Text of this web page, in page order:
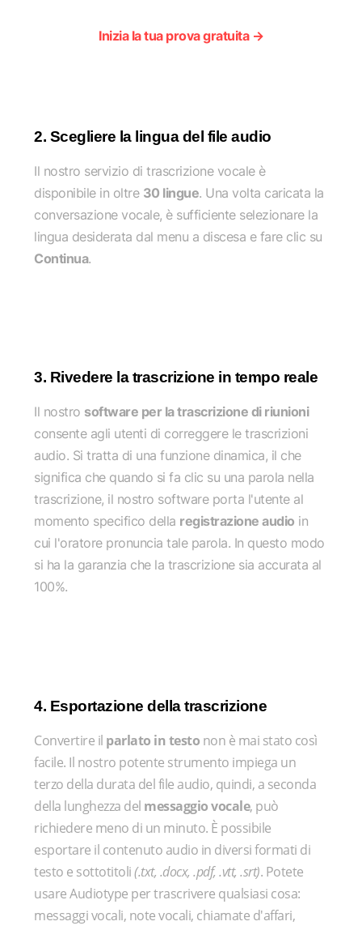
Inizia la tua prova gratuita →
2. Scegliere la lingua del file audio
Il nostro servizio di trascrizione vocale è
disponibile in oltre 30 lingue. Una volta caricata la
conversazione vocale, è sufficiente selezionare la
lingua desiderata dal menu a discesa e fare clic su
Continua.
3. Rivedere la trascrizione in tempo reale
Il nostro software per la trascrizione di riunioni
consente agli utenti di correggere le trascrizioni
audio. Si tratta di una funzione dinamica, il che
significa che quando si fa clic su una parola nella
trascrizione, il nostro software porta l'utente al
momento specifico della registrazione audio in
cui l'oratore pronuncia tale parola. In questo modo
si ha la garanzia che la trascrizione sia accurata al
100%.
4. Esportazione della trascrizione
Convertire il parlato in testo non è mai stato così
facile. Il nostro potente strumento impiega un
terzo della durata del file audio, quindi, a seconda
della lunghezza del messaggio vocale, può
richiedere meno di un minuto. È possibile
esportare il contenuto audio in diversi formati di
testo e sottotitoli(.txt, .docx, .pdf, .vtt, .srt). Potete
usare Audiotype per trascrivere qualsiasi cosa:
messaggi vocali, note vocali, chiamate d'affari,